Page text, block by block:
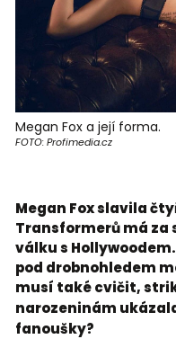
Megan Fox a její forma.
FOTO: Profimedia.cz
Megan Fox slavila
Transformerů má za
válku s
pod drobnohledem
musí také cvičit,
narozeninám
fanoušky?